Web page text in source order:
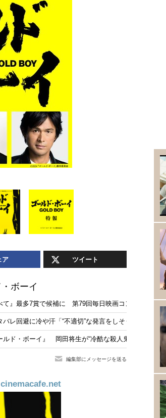
ア ツイート
ボーイ
て』最多7賞で候補に 第79回毎日映画コンクール
バレ回避に冷や汗「“不適切”な発言をしそう」 主演
ルド・ボーイ』 岡田将生が“冷酷な殺人鬼”に―卓越
編集部にメッセージを送る